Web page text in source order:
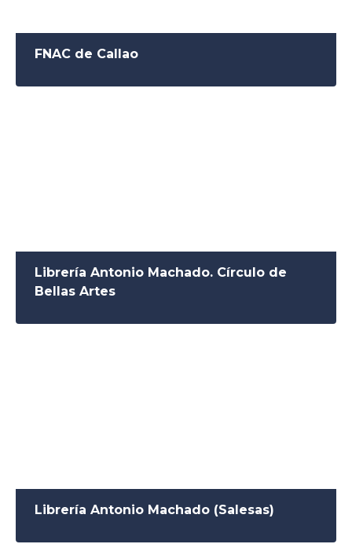
FNAC de Callao
Librería Antonio Machado. Círculo de
Bellas Artes
Librería Antonio Machado (Salesas)